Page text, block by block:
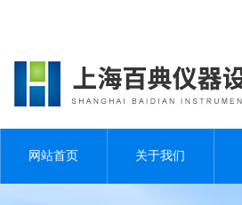
网站首页 关于我们